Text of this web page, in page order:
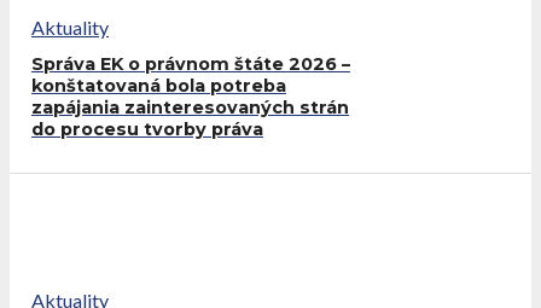
Aktuality
Správa EK o právnom štáte 2026 –
konštatovaná bola potreba
zapájania zainteresovaných strán
do procesu tvorby práva
Aktuality